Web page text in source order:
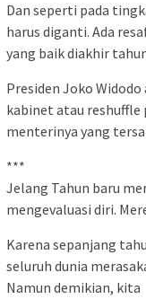
Dan seperti pada
harus diganti. Ada
yang baik diakhir
Presiden Joko
kabinet atau reshuffle
menterinya yang
***
Jelang Tahun baru
mengevaluasi diri.
Karena sepanjang
seluruh dunia
Namun demikian, kita